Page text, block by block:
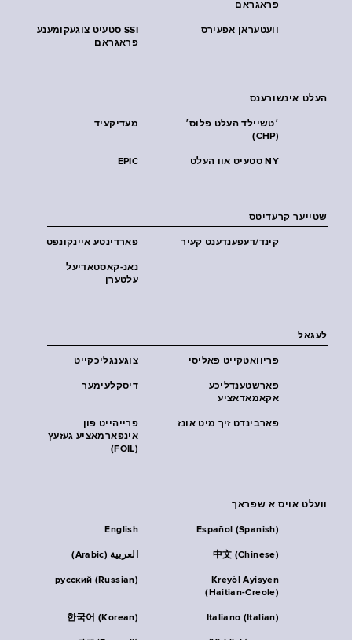
פראגראם
SSI סטעיט צוגעקומענע
פראגראם
וועטעראן אפעירס
העלט אינשורענס
מעדיקעיד
׳טשיילד העלט פּלוס׳
(CHP)
EPIC NY סטעיט אוו העלט
שטייער קרעדיטס
פארדינטע איינקונפט קינד/דעפענדענט קעיר
נאנ-קאסטאדיעל
עלטערן
לעגאל
צוגענגליכקייט פּריוואטקייט פּאליסי
דיסקלעימער
פארשטענדליכע
אקאמאדאציע
פרייהייט פון
אינפארמאציע געזעץ
(FOIL)
פארבינדט זיך מיט אונז
וועלט אויס א שפראך
English Español (Spanish)
العربية (Arabic) 中文 (Chinese)
русский (Russian)
Kreyòl Ayisyen
(Haitian-Creole)
한국어 (Korean) Italiano (Italian)